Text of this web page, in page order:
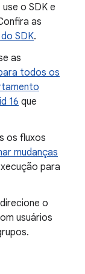
use o SDK e
as
SDK.
as
todos os
16 que
os fluxos
mudanças
para
o
usuários